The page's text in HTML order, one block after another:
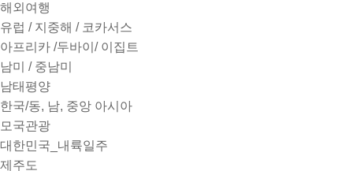
해외여행
유럽 / 지중해 / 코카서스
아프리카 /두바이/ 이집트
남미 / 중남미
남태평양
한국/동, 남, 중앙 아시아
모국관광
대한민국_내륙일주
제주도